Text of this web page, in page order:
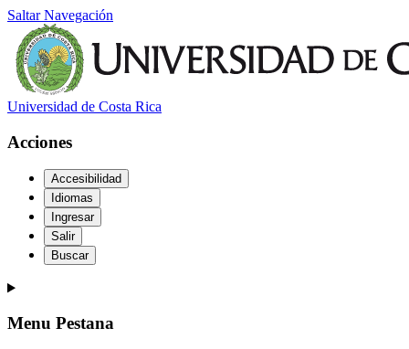
Saltar Navegación
Universidad de Costa Rica
Acciones
Accesibilidad
Idiomas
Ingresar
Salir
Buscar
Menu Pestana